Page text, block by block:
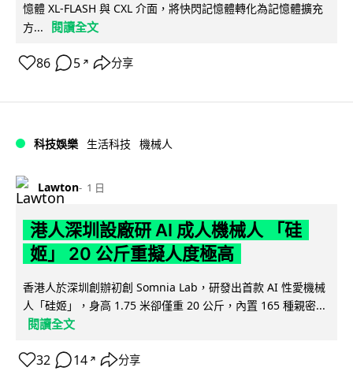
憶體 XL-FLASH 與 CXL 介面，將快閃記憶體轉化為記憶體擴充
方...
閱讀全文
86 5 ↗ 分享
科技娛樂 生活科技 機械人
Lawton 1 日
港人深圳設廠研 AI 成人機械人 「硅
姬」 20 公斤重擬人度極高
香港人於深圳創辦初創 Somnia Lab，研發出首款 AI 性愛機械
人「硅姬」，身高 1.75 米卻僅重 20 公斤，內置 165 種親密...
閱讀全文
32 14 ↗ 分享